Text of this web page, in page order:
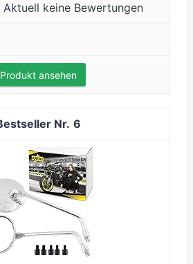
Aktuell keine Bewertungen
Produkt ansehen
6